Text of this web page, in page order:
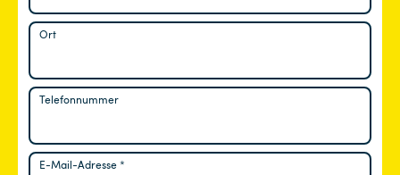
Ort
Telefonnummer
E-Mail-Adresse*